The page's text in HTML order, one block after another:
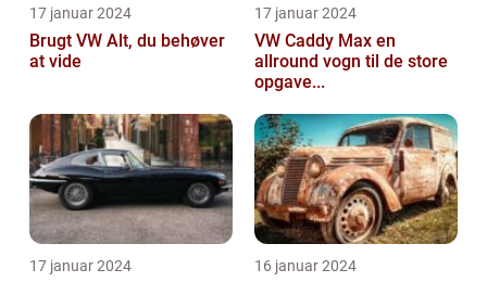
17 januar 2024
Brugt VW Alt, du behøver
at vide
17 januar 2024
VW Caddy Max en
allround vogn til de store
opgave...
17 januar 2024 16 januar 2024